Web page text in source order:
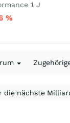
1 J
%
die nächste